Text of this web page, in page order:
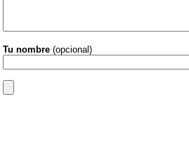
Tu nombre (opcional)